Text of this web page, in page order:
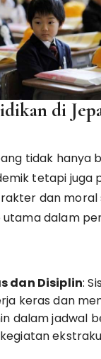
di
tidak hanya
tetapi juga
dan moral
dalam
dan Disiplin:
keras dan
dalam jadwal